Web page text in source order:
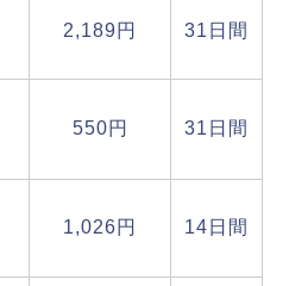
2,189円 31日間
550円 31日間
1,026円 14日間